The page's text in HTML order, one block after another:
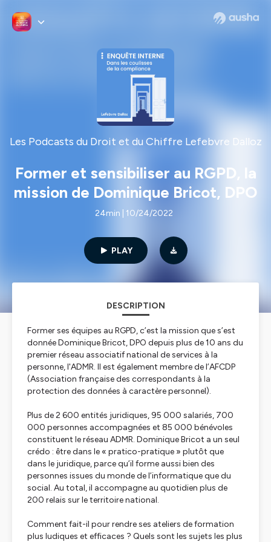
Les Podcasts du Droit et du Chiffre Lefebvre Dalloz
Former et sensibiliser au RGPD, la
mission de Dominique Bricot, DPO
24min | 10/24/2022
PLAY
DESCRIPTION
Former ses équipes au RGPD, c’est la mission que s’est
donnée Dominique Bricot, DPO depuis plus de 10 ans du
premier réseau associatif national de services à la
personne, l'ADMR. Il est également membre de l’AFCDP
(Association française des correspondants à la
protection des données à caractère personnel).
Plus de 2 600 entités juridiques, 95 000 salariés, 700
000 personnes accompagnées et 85 000 bénévoles
constituent le réseau ADMR. Dominique Bricot a un seul
crédo : être dans le « pratico-pratique » plutôt que
dans le juridique, parce qu’il forme aussi bien des
personnes issues du monde de l’informatique que du
social. Au total, il accompagne au quotidien plus de
200 relais sur le territoire national.
Comment fait-il pour rendre ses ateliers de formation
plus ludiques et efficaces ? Quels sont les sujets les plus